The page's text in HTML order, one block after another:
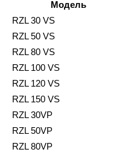
Модель
RZL 30 VS
RZL 50 VS
RZL 80 VS
RZL 100 VS
RZL 120 VS
RZL 150 VS
RZL 30VP
RZL 50VP
RZL 80VP